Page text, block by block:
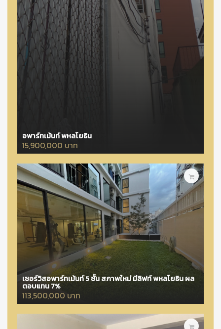
อพาร์ทเม้นท์ พหลโยธิน
15,900,000 บาท
เซอร์วิสอพาร์ทเม้นท์ 5 ชั้น สภาพใหม่ มีลิฟท์ พหลโยธิน ผล
ตอบแทน 7%
113,500,000 บาท